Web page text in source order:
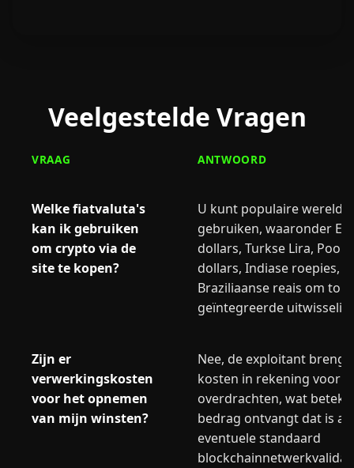
Veelgestelde Vragen
VRAAG ANTWOORD
Welke fiatvaluta's
kan ik gebruiken
om crypto via de
site te kopen?
U kunt populaire
gebruiken, waaronder
dollars, Turkse Lira,
dollars, Indiase roepies,
Braziliaanse reais om
geïntegreerde
Zijn er
verwerkingskosten
voor het opnemen
van mijn winsten?
Nee, de exploitant
kosten in rekening voor
overdrachten, wat
bedrag ontvangt dat is
eventuele standaard